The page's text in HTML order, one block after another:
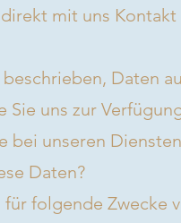
mit uns
Daten
Sie uns zur
bei unseren
Daten?
folgende Zwecke